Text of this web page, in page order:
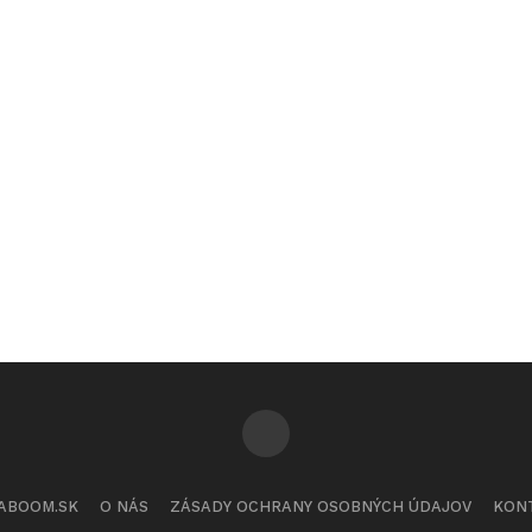
O NÁS ZÁSADY OCHRANY OSOBNÝCH ÚDAJOV